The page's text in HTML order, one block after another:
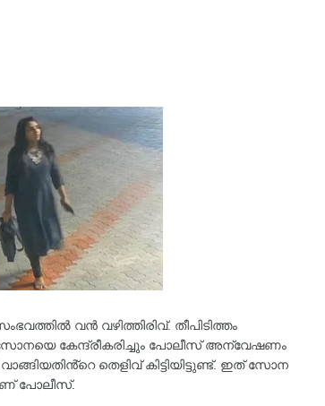
വൻ വഴിത്തിരിവ്. തീപിടിത്തം
കേന്ദ്രീകരിച്ചും പോലീസ് അന്വേഷണം
തെളിവ് കിട്ടിയിട്ടുണ്ട്. ഇത് സോന
പോലീസ്.